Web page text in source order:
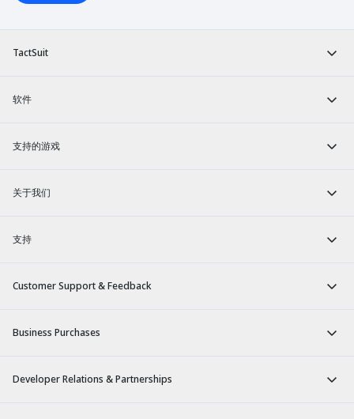
TactSuit
软件
支持的游戏
关于我们
支持
Customer Support & Feedback
Business Purchases
Developer Relations & Partnerships